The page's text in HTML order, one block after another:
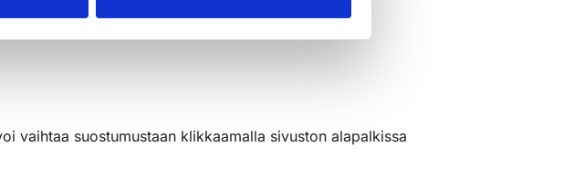
vaihtaa suostumustaan klikkaamalla sivuston alapalkissa